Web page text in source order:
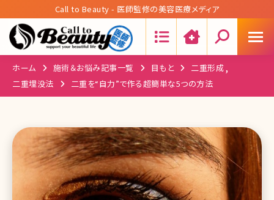
Call to Beauty - 医師監修の美容医療メディア
ホーム 施術＆お悩み記事一覧 目もと 二重形成,
二重埋没法 二重を“自力”で作る超簡単な5つの方法